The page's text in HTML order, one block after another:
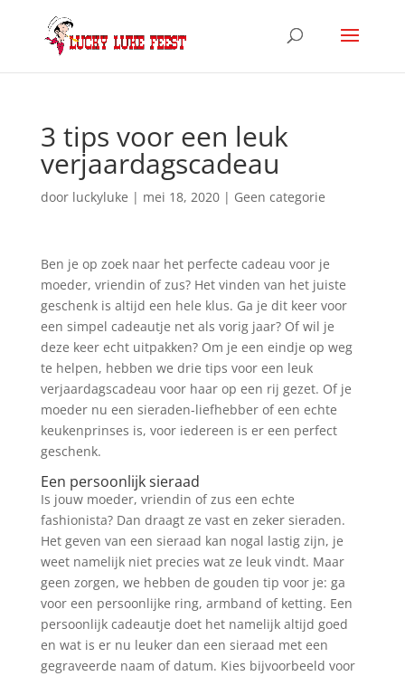
3 tips voor een leuk
verjaardagscadeau
door luckyluke | mei 18, 2020| Geen categorie
Ben je op zoek naar het perfecte cadeau voor je
moeder, vriendin of zus? Het vinden van het juiste
geschenk is altijd een hele klus. Ga je dit keer voor
een simpel cadeautje net als vorig jaar? Of wil je
deze keer echt uitpakken? Om je een eindje op weg
te helpen, hebben we drie tips voor een leuk
verjaardagscadeau voor haar op een rij gezet. Of je
moeder nu een sieraden-liefhebber of een echte
keukenprinses is, voor iedereen is er een perfect
geschenk.
Een persoonlijk sieraad
Is jouw moeder, vriendin of zus een echte
fashionista? Dan draagt ze vast en zeker sieraden.
Het geven van een sieraad kan nogal lastig zijn, je
weet namelijk niet precies wat ze leuk vindt. Maar
geen zorgen, we hebben de gouden tip voor je: ga
voor een persoonlijke ring, armband of ketting. Een
persoonlijk cadeautje doet het namelijk altijd goed
en wat is er nu leuker dan een sieraad met een
gegraveerde naam of datum. Kies bijvoorbeeld voor